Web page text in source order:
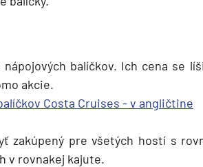
balíčkov. Ich cena se
akcie.
Costa Cruises - v angličtine
zakúpený pre všetých hostí s
v rovnakej kajute.